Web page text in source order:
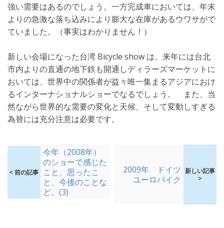
強い需要はあるのでしょう。一方完成車においては、年末
よりの急激な落ち込みにより膨大な在庫があるウワサがで
ていました。（事実はわかりません！）
新しい会場になった台湾 Bicycle show は、来年には台北
市内よりの直通の地下鉄も開通しディラーズマーケットに
おいては、世界中の関係者が益々唯一集まるアジアにおけ
るインターナショナルショーでなるでしょう。 また、当
然ながら世界的な需要の変化と天候、そして変動しすぎる
為替には充分注意は必要です。
< 前の記事
今年（2008年）
のショーで感じた
こと、思ったこ
と、今後のことな
ど。(3)
2009年 ドイツ
ユーロバイク
新しい記事
>